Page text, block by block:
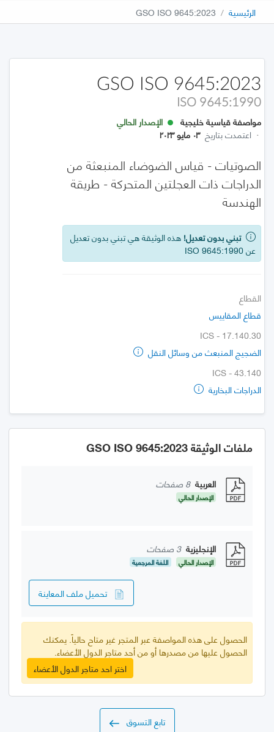
الرئيسية GSO ISO 9645:2023
GSO ISO 9645:2023
ISO 9645:1990
مواصفة قياسية خليجية
الإصدار الحالي
· اعتمدت بتاريخ ٠٣ مايو ٢٠٢٣
الصوتيات - قياس الضوضاء المنبعثة من
الدراجات ذات العجلتين المتحركة - طريقة
الهندسة
تبني بدون تعديل! هذه الوثيقة هي تبني بدون تعديل
عن ISO 9645:1990
القطاع
قطاع المقاييس
ICS - 17.140.30
الضجيج المنبعث من وسائل النقل
ICS - 43.140
الدراجات البخارية
ملفات الوثيقة GSO ISO 9645:2023
العربية 8 صفحات
الإصدار الحالي
الإنجليزية 3 صفحات
الإصدار الحالي اللغة المرجعية
تحميل ملف المعاينة
الحصول على هذه المواصفة عبر المتجر غير متاح حالياً. يمكنك
الحصول عليها من مصدرها أو من أحد متاجر الدول الأعضاء.
اختر احد متاجر الدول الأعضاء
تابع التسوق